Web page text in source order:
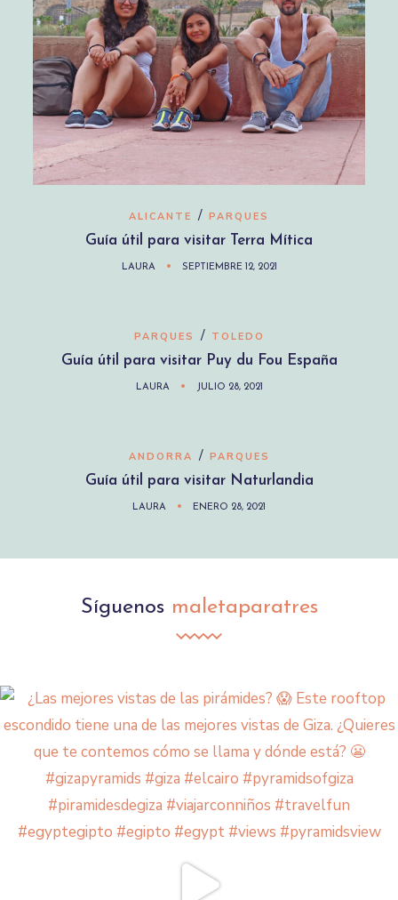
ALICANTE / PARQUES
Guía útil para visitar Terra Mítica
LAURA SEPTIEMBRE 12, 2021
PARQUES / TOLEDO
Guía útil para visitar Puy du Fou España
LAURA JULIO 28, 2021
ANDORRA / PARQUES
Guía útil para visitar Naturlandia
LAURA ENERO 28, 2021
Síguenos maletaparatres